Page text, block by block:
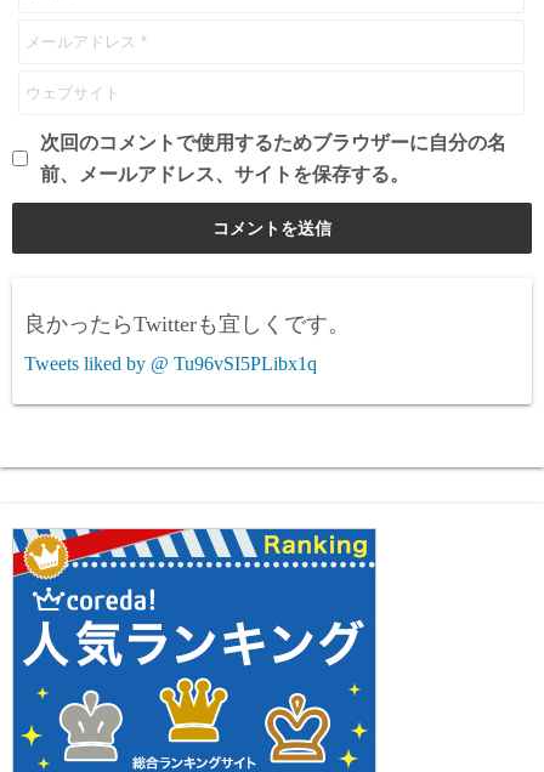
次回のコメントで使用するためブラウザーに自分の名
前、メールアドレス、サイトを保存する。
良かったらTwitterも宜しくです。
Tweets liked by @ Tu96vSI5PLibx1q